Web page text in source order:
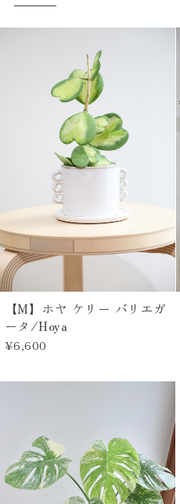
【M】ホヤ ケリー バリエガ
ータ/Hoya
¥6,600